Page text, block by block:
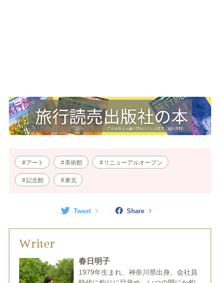
アート 美術館 リニューアルオープン
記念館 東北
Tweet Share
Writer
春日明子
1979年生まれ、神奈川県出身。会社員